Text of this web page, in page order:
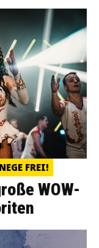
FREI!
WOW-